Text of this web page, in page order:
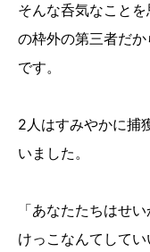
そんな呑気なこと
の枠外の第三者だ
です。
2人はすみやかに捕
いました。
「あなたたちはせ
けっこなんてしてい